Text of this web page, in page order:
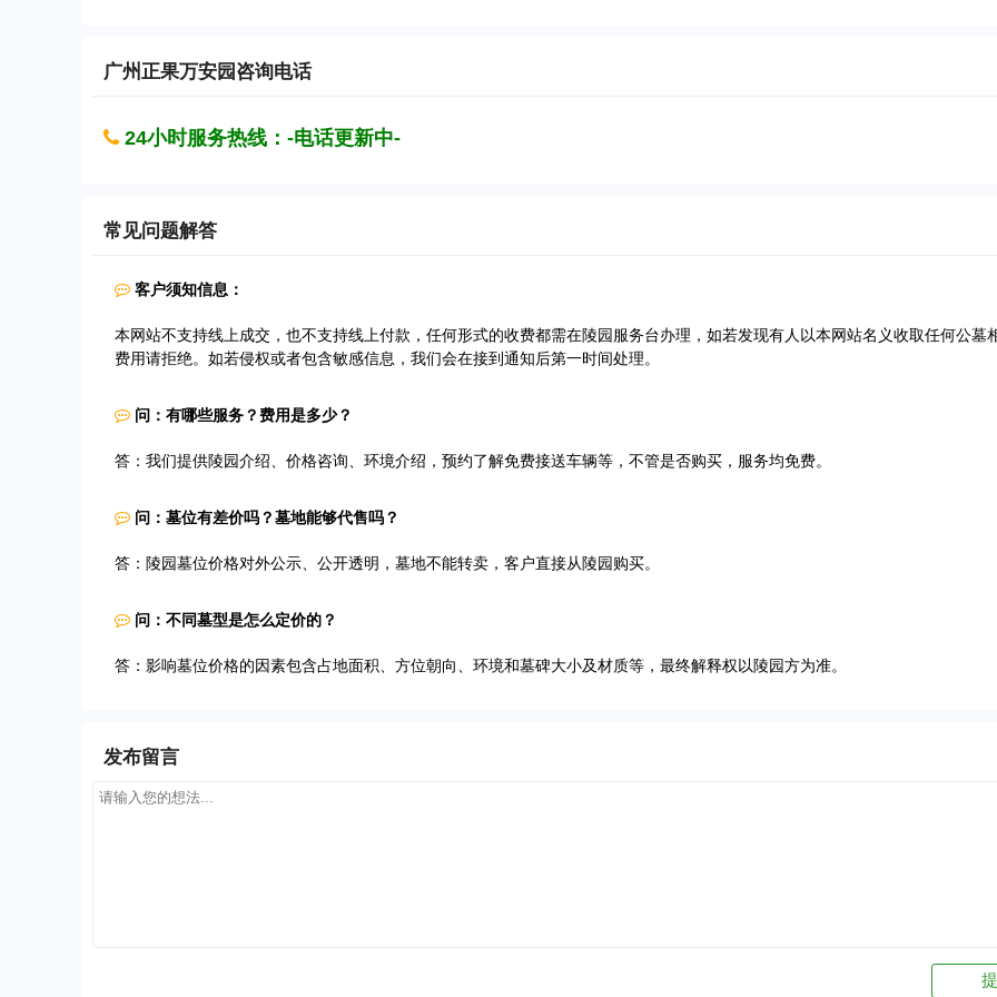
广州正果万安园 咨询电话
24小时服务热线：-电话更新中-
常见问题解答
客户须知信息：
本网站不支持线上成交，也不支持线上付款，任何形式的收费都需在陵园服务台办理，如若发现有人以本网站名义收取任何公墓
费用请拒绝。如若侵权或者包含敏感信息，我们会在接到通知后第一时间处理。
问：有哪些服务？费用是多少？
答：我们提供陵园介绍、价格咨询、环境介绍，预约了解免费接送车辆等，不管是否购买，服务均免费。
问：墓位有差价吗？墓地能够代售吗？
答：陵园墓位价格对外公示、公开透明，墓地不能转卖，客户直接从陵园购买。
问：不同墓型是怎么定价的？
答：影响墓位价格的因素包含占地面积、方位朝向、环境和墓碑大小及材质等，最终解释权以陵园方为准。
发布留言